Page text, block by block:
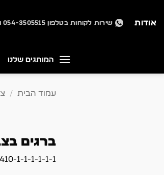
אודות שירות לקוחות בטלפון 054-3505515 ובוואטסאפ
המותגים שלנו
עמוד הבית /
ברגים
1-1-1-1-1-1